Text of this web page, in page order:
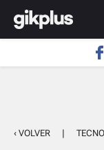
‹ VOLVER |